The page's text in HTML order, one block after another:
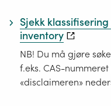
Sjekk
inventory
NB! Du må gjøre
f.eks. CAS-
«disclaimeren»